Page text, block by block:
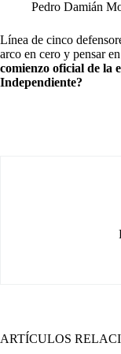
Pedro Damián
Línea de cinco
arco en cero y pensar
comienzo oficial de la
Independiente?
ARTÍCULOS